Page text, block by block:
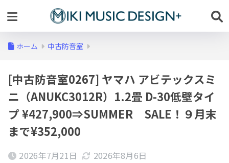
ホーム 中古防音室
[中古防音室0267] ヤマハ アビテックスミ
ニ（ANUKC3012R）1.2畳 D-30低壁タイ
プ ¥427,900⇒SUMMER SALE！９月末
まで¥352,000
2026年7月21日 2026年8月6日